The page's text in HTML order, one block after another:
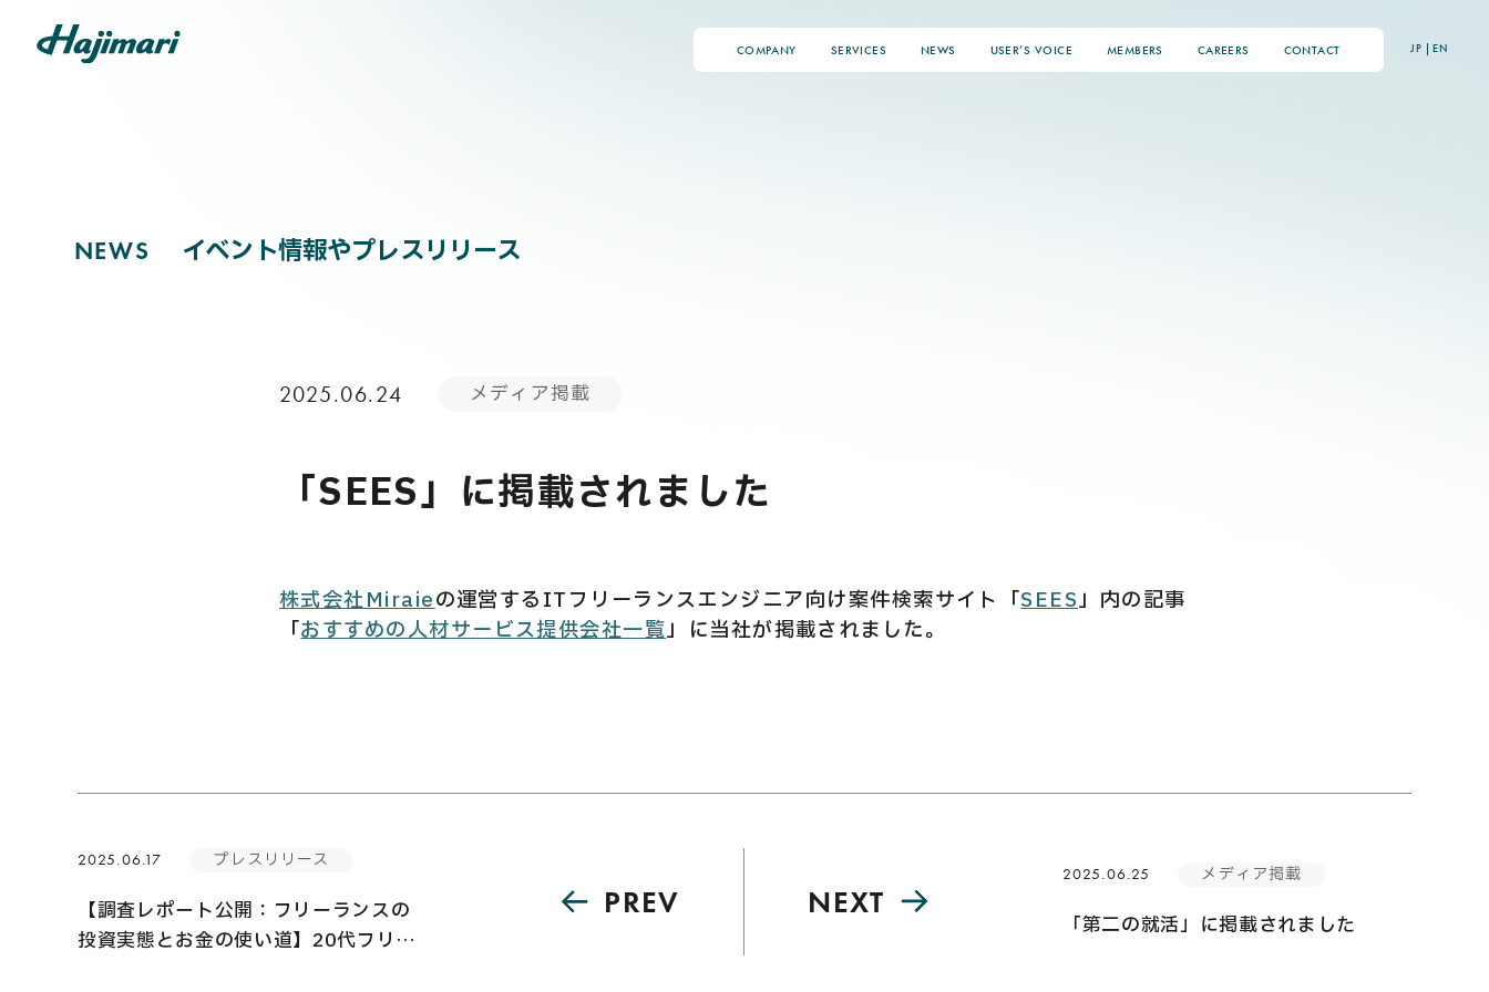
COMPANY SERVICES NEWS USER’S VOICE MEMBERS CAREERS CONTACT JP EN
COMPANY
SERVICES
USER’S VOICE
CAREERS
CONTACT
NEWS
NEWS イベント情報やプレスリリース
2025.06.24 メディア掲載
「SEES」に掲載されました
株式会社Miraieの運営するITフリーランスエンジニア向け案件検索サイト「SEES」内の記事
「おすすめの人材サービス提供会社一覧」に当社が掲載されました。
2025.06.17 プレスリリース
【調査レポート公開：フリーランスの
投資実態とお金の使い道】20代フリー
PREV
2025.06.25 メディア掲載
「第二の就活」に掲載されました
NEXT